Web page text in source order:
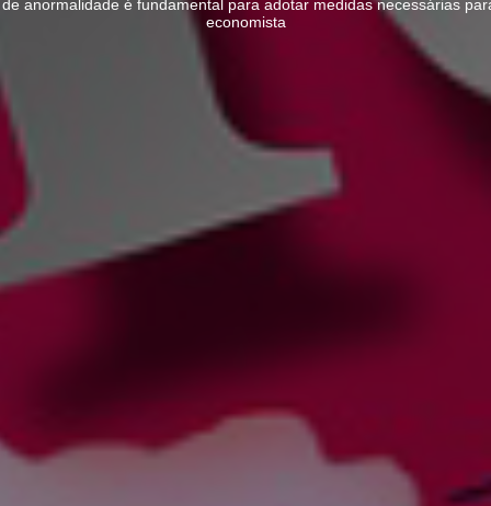
anormalidade é fundamental para adotar medidas necessárias
economista